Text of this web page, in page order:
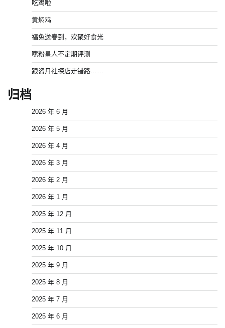
吃鸡啦
黄焖鸡
福兔送春到，欢聚好食光
嗦粉星人不定期评测
跟盗月社探店走错路……
归档
2026 年 6 月
2026 年 5 月
2026 年 4 月
2026 年 3 月
2026 年 2 月
2026 年 1 月
2025 年 12 月
2025 年 11 月
2025 年 10 月
2025 年 9 月
2025 年 8 月
2025 年 7 月
2025 年 6 月